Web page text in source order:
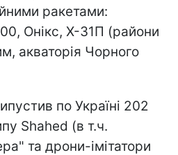
ракетами:
Онікс, Х-31П (райони
акваторія Чорного
по Україні 202
Shahed (в т.ч.
та дрони-імітатори